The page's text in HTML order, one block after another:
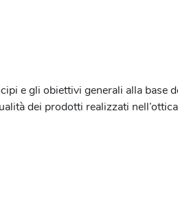
e gli obiettivi generali alla base
dei prodotti realizzati